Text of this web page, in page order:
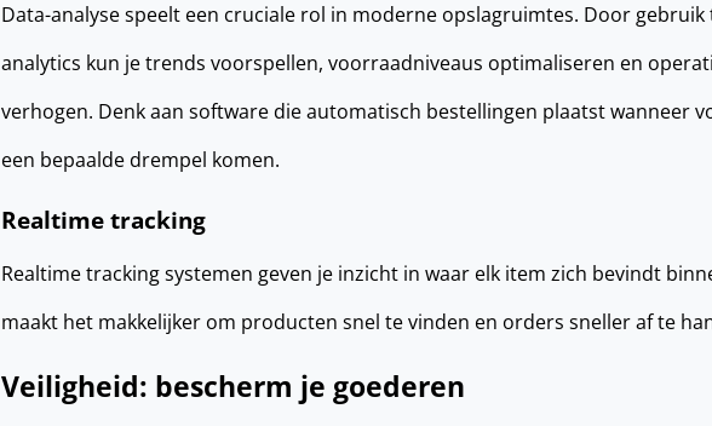
Data-analyse speelt een cruciale rol in moderne opslagruimtes. Door gebruik
analytics kun je trends voorspellen, voorraadniveaus optimaliseren en
verhogen. Denk aan software die automatisch bestellingen plaatst wanneer
een bepaalde drempel komen.
Realtime tracking
Realtime tracking systemen geven je inzicht in waar elk item zich bevindt
maakt het makkelijker om producten snel te vinden en orders sneller af te
Veiligheid: bescherm je goederen